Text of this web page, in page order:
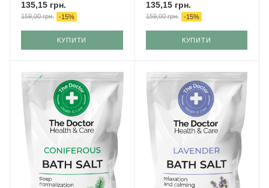
135,15 грн.
159,00грн. -15%
КУПИТИ
135,15грн.
159,00грн. -15%
КУПИТИ